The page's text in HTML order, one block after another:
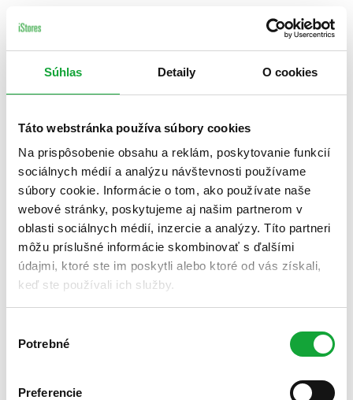
Súhlas Detaily O cookies
Táto webstránka používa súbory cookies
Na prispôsobenie obsahu a reklám, poskytovanie funkcií
sociálnych médií a analýzu návštevnosti používame
súbory cookie. Informácie o tom, ako používate naše
webové stránky, poskytujeme aj našim partnerom v
oblasti sociálnych médií, inzercie a analýzy. Títo partneri
môžu príslušné informácie skombinovať s ďalšími
údajmi, ktoré ste im poskytli alebo ktoré od vás získali,
keď ste používali ich služby.
súhlasu
Potrebné
Preferencie